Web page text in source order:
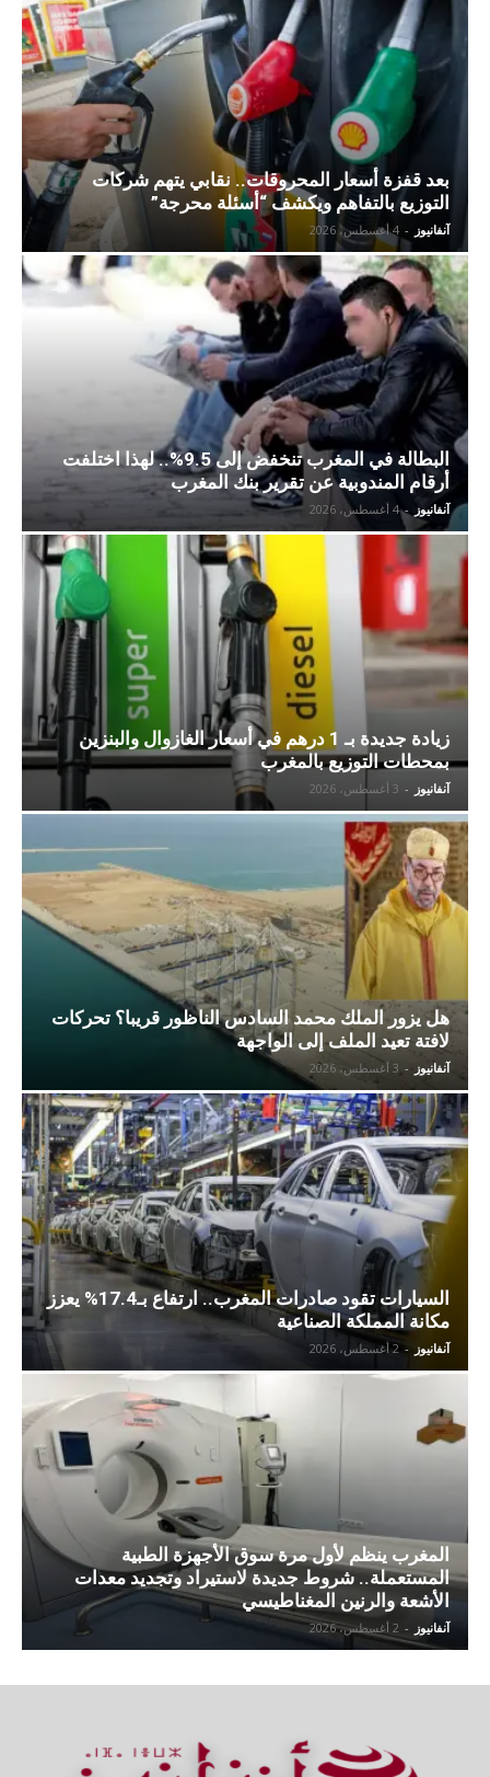
بعد قفزة أسعار المحروقات.. نقابي يتهم شركات
التوزيع بالتفاهم ويكشف “أسئلة محرجة”
آنفانيوز - 4 أغسطس، 2026
البطالة في المغرب تنخفض إلى 9.5%.. لهذا اختلفت
أرقام المندوبية عن تقرير بنك المغرب
آنفانيوز - 4 أغسطس، 2026
زيادة جديدة بـ 1 درهم في أسعار الغازوال والبنزين
بمحطات التوزيع بالمغرب
آنفانيوز - 3 أغسطس، 2026
هل يزور الملك محمد السادس الناظور قريبا؟ تحركات
لافتة تعيد الملف إلى الواجهة
آنفانيوز - 3 أغسطس، 2026
السيارات تقود صادرات المغرب.. ارتفاع بـ17.4% يعزز
مكانة المملكة الصناعية
آنفانيوز - 2 أغسطس، 2026
المغرب ينظم لأول مرة سوق الأجهزة الطبية
المستعملة.. شروط جديدة لاستيراد وتجديد معدات
الأشعة والرنين المغناطيسي
آنفانيوز - 2 أغسطس، 2026